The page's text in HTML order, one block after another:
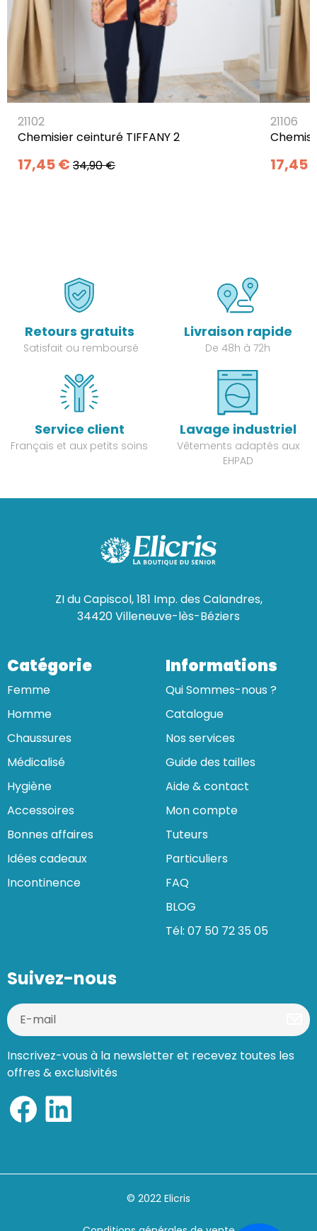
21102
Chemisier ceinturé TIFFANY 2
17,45 € 34,90 €
21106
17,45
Retours gratuits
Satisfait ou remboursé
Livraison rapide
De 48h à 72h
Service client
Français et aux petits soins
Lavage industriel
Vêtements adaptés aux
EHPAD
ZI du Capiscol, 181 Imp. des Calandres,
34420 Villeneuve-lès-Béziers
Catégorie
Femme
Homme
Chaussures
Médicalisé
Hygiène
Accessoires
Bonnes affaires
Idées cadeaux
Incontinence
Informations
Qui Sommes-nous ?
Catalogue
Nos services
Guide des tailles
Aide & contact
Mon compte
Tuteurs
Particuliers
FAQ
BLOG
Tél: 07 50 72 35 05
Suivez-nous
Inscrivez-vous à la newsletter et recevez toutes les
offres & exclusivités
© 2022 Elicris